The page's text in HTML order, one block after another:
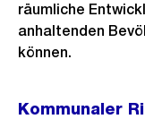
räumliche
anhaltenden
können.
Kommunaler